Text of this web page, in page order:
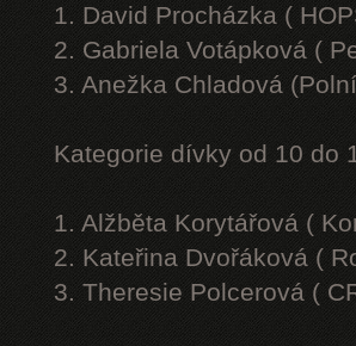
1. David Procházka (
2. Gabriela Votápková (
3. Anežka Chladová
Kategorie dívky od 10 do
1. Alžběta Korytářová (
2. Kateřina Dvořáková (
3. Theresie Polcerová (